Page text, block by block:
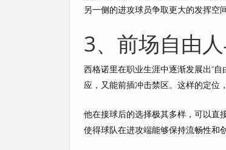
另一侧的进攻球员争取更大的发挥空
3、前场自由
西格诺里在职业生涯中逐渐发展出“
应，又能前插冲击禁区。这样的定位
他在接球后的选择极其多样，可以直
使得球队在进攻端能够保持流畅性和